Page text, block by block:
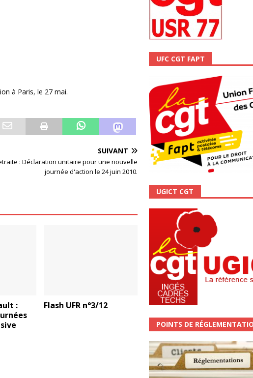
à Paris, le 27 mai.
SUIVANT
: Déclaration unitaire pour une nouvelle
journée d'action le 24 juin 2010.
:
Flash UFR n°3/12
UFC CGT FAPT
UGICT CGT
POINTS DE